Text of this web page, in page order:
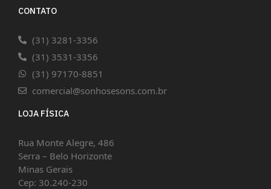
CONTATO
(31) 3281-3356
(31) 3531-3356
(31) 97170-8851
comercial@sonhosesons.com.br
LOJA FÍSICA
Rua Monte Alegre, 486
Serra – Belo Horizonte
Minas Gerais
Cep: 30.240-230